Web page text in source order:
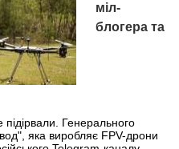
міл-
блогера та
підірвали. Генерального
яка виробляє FPV-дрони